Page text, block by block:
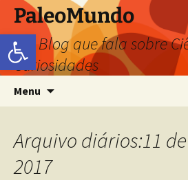
Abrir a barra de
PaleoMundo
um Blog que fala sobre
Curiosidades
Menu
Arquivo diários:11
2017